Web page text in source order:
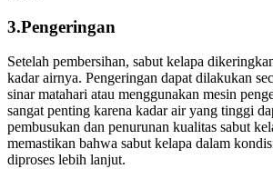
3.Pengeringan
Setelah pembersihan, sabut kelapa
kadar airnya. Pengeringan dapat dilakukan
sinar matahari atau menggunakan mesin
sangat penting karena kadar air yang tinggi
pembusukan dan penurunan kualitas sabut
memastikan bahwa sabut kelapa dalam
diproses lebih lanjut.